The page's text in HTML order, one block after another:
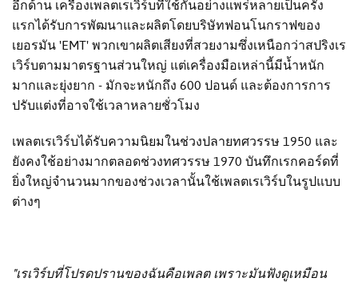
อีกด้าน เครื่องเพลตเรเวิร์บที่ใช้กันอย่างแพร่หลายเป็นครั้ง
แรกได้รับการพัฒนาและผลิตโดยบริษัทฟอนโนกราฟของ
เยอรมัน 'EMT' พวกเขาผลิตเสียงที่สวยงามซึ่งเหนือกว่าสปริงเร
เวิร์บตามมาตรฐานส่วนใหญ่ แต่เครื่องมือเหล่านี้มีน้ำหนัก
มากและยุ่งยาก - มักจะหนักถึง 600 ปอนด์ และต้องการการ
ปรับแต่งที่อาจใช้เวลาหลายชั่วโมง
เพลตเรเวิร์บได้รับความนิยมในช่วงปลายทศวรรษ 1950 และ
ยังคงใช้อย่างมากตลอดช่วงทศวรรษ 1970 บันทึกเรกคอร์ดที่
ยิ่งใหญ่จำนวนมากของช่วงเวลานั้นใช้เพลตเรเวิร์บในรูปแบบ
ต่างๆ
"เรเวิร์บที่โปรดปรานของฉันคือเพลต เพราะมันฟังดูเหมือน